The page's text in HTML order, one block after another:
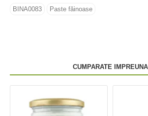
BINA0083 Paste făinoase
CUMPARATE IMPREUNA